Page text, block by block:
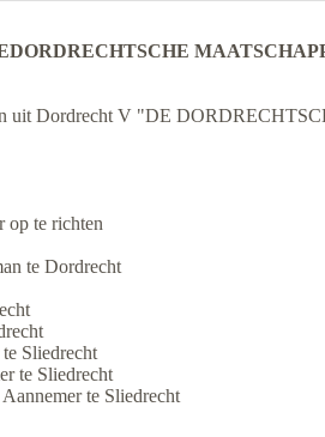
uit Dordrecht V "DE
op te richten
te Dordrecht
Sliedrecht
te Sliedrecht
te Sliedrecht